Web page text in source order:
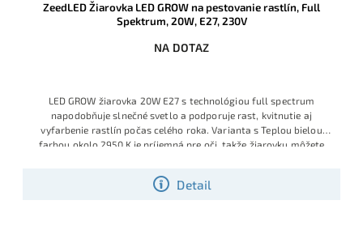
ZeedLED Žiarovka LED GROW na pestovanie rastlín, Full
Spektrum, 20W, E27, 230V
NA DOTAZ
Detail
LED GROW žiarovka 20W E27 s technológiou full spectrum
napodobňuje slnečné svetlo a podporuje rast, kvitnutie aj
vyfarbenie rastlín počas celého roka. Varianta s Teplou bielou
farbou okolo 2950 K je príjemná pre oči, takže žiarovku môžete